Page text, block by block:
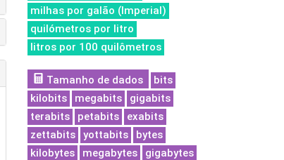
milhas por galão (Imperial)
quilómetros por litro
litros por 100 quilômetros
Tamanho de dados
bits
kilobits
megabits
gigabits
terabits
petabits
exabits
zettabits
yottabits
bytes
kilobytes
megabytes
gigabytes